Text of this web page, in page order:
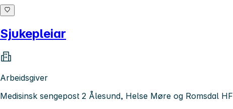
Sjukepleiar
Arbeidsgiver
Medisinsk sengepost 2 Ålesund, Helse Møre og Romsdal HF